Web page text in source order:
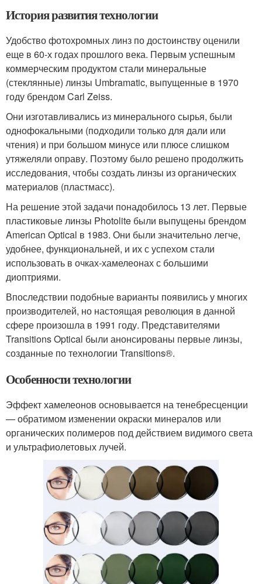
История развития технологии
Удобство фотохромных линз по достоинству оценили
еще в 60-х годах прошлого века. Первым успешным
коммерческим продуктом стали минеральные
(стеклянные) линзы Umbramatic, выпущенные в 1970
году брендом Carl Zeiss.
Они изготавливались из минерального сырья, были
однофокальными (подходили только для дали или
чтения) и при большом минусе или плюсе слишком
утяжеляли оправу. Поэтому было решено продолжить
исследования, чтобы создать линзы из органических
материалов (пластмасс).
На решение этой задачи понадобилось 13 лет. Первые
пластиковые линзы Photolite были выпущены брендом
American Optical в 1983. Они были значительно легче,
удобнее, функциональней, и их с успехом стали
использовать в очках-хамелеонах с большими
диоптриями.
Впоследствии подобные варианты появились у многих
производителей, но настоящая революция в данной
сфере произошла в 1991 году. Представителями
Transitions Optical были анонсированы первые линзы,
созданные по технологии Transitions®.
Особенности технологии
Эффект хамелеонов основывается на тенебресценции
— обратимом изменении окраски минералов или
органических полимеров под действием видимого света
и ультрафиолетовых лучей.